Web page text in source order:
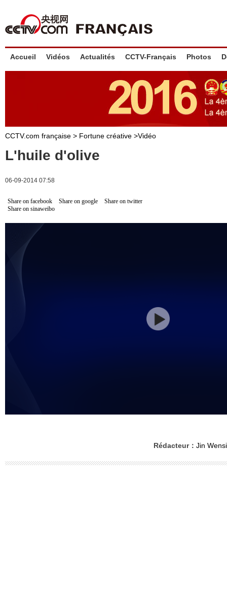
Accueil Vidéos Actualités CCTV-Français Photos
CCTV.com française > Fortune créative >Vidéo
L'huile d'olive
06-09-2014 07:58
Share on facebook Share on google
Share on twitter
Share on sinaweibo
Rédacteur： Jin Wensi